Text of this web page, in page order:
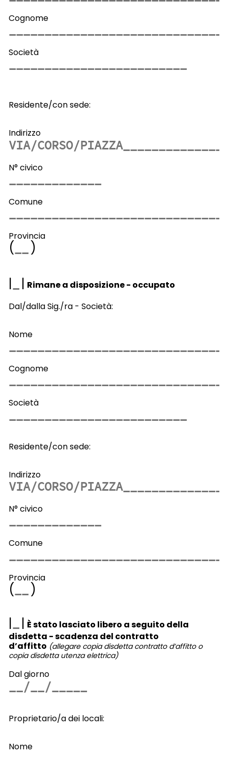
Cognome
Società
Residente/con sede:
Indirizzo
N° civico
Comune
Provincia
( )
| | Rimane a disposizione - occupato
Dal/dalla Sig./ra - Società:
Nome
Cognome
Società
Residente/con sede:
Indirizzo
N° civico
Comune
Provincia
( )
| | È stato lasciato libero a seguito della
disdetta - scadenza del contratto
d’affitto (allegare copia disdetta contratto d’affitto o
copia disdetta utenza elettrica)
Dal giorno
Proprietario/a dei locali:
Nome